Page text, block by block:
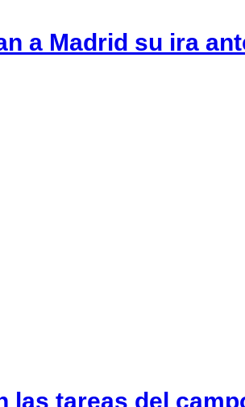
a Madrid su ira
las tareas del